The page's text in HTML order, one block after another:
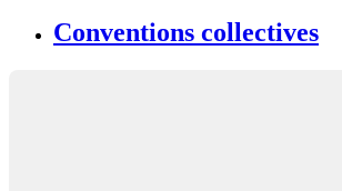
Conventions collectives